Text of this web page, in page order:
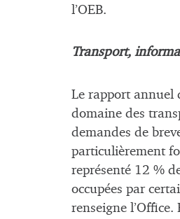
l’OEB.
Transport,
Le rapport annuel
domaine des
demandes de
particulièrement
représenté 12 %
occupées par
renseigne